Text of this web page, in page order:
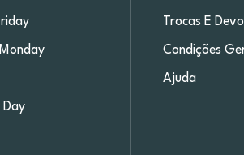
Day
Trocas E
Condições
Ajuda